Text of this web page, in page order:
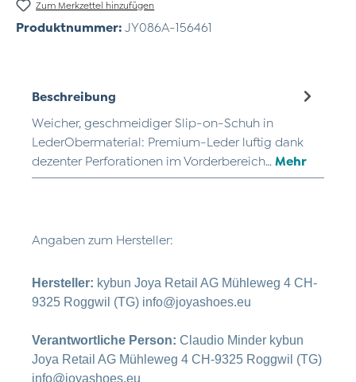
Zum Merkzettel hinzufügen
Produktnummer: JY086A-156461
Beschreibung
Weicher, geschmeidiger Slip-on-Schuh in
LederObermaterial: Premium-Leder luftig dank
dezenter Perforationen im Vorderbereich… Mehr
Angaben zum Hersteller:
Hersteller: kybun Joya Retail AG Mühleweg 4 CH-
9325 Roggwil (TG) info@joyashoes.eu
Verantwortliche Person: Claudio Minder kybun
Joya Retail AG Mühleweg 4 CH-9325 Roggwil (TG)
info@joyashoes.eu